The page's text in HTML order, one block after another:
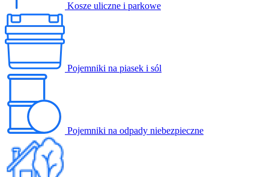
Kosze uliczne i parkowe
Pojemniki na piasek i sól
Pojemniki na odpady niebezpieczne